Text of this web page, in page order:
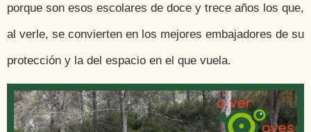
porque son esos escolares de doce y trece años los que,
al verle, se convierten en los mejores embajadores de su
protección y la del espacio en el que vuela.